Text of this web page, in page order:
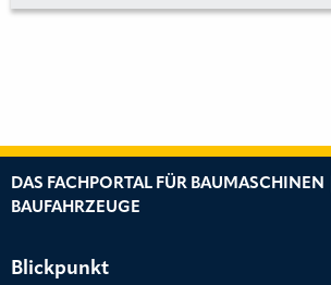
MASCHINEN
DAS FACHPORTAL FÜR BAUMASCHINEN
BAUFAHRZEUGE
Blickpunkt